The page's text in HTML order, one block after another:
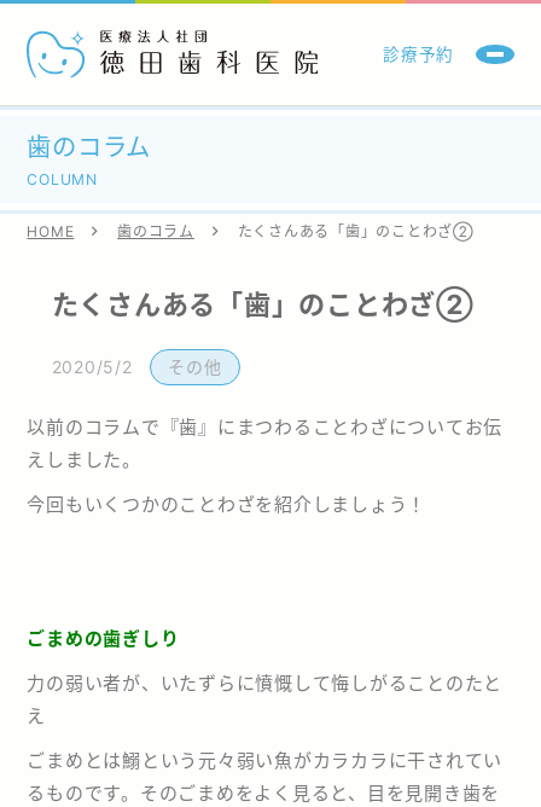
診療予約
診療・治療内容
アクセスMAP
歯のコラム
COLUMN
HOME 歯のコラム たくさんある「歯」のことわざ②
たくさんある「歯」のことわざ②
2020/5/2 その他
以前のコラムで『歯』にまつわることわざについてお伝
えしました。
今回もいくつかのことわざを紹介しましょう！
ごまめの歯ぎしり
力の弱い者が、いたずらに憤慨して悔しがることのたと
え
ごまめとは鰯という元々弱い魚がカラカラに干されてい
るものです。そのごまめをよく見ると、目を見開き歯を